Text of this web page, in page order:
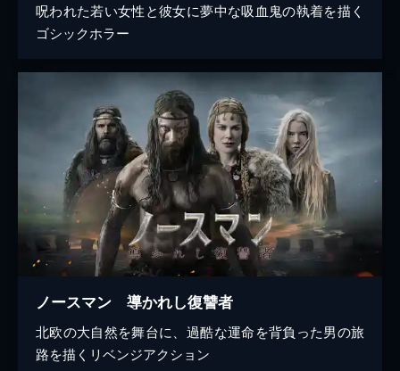
呪われた若い女性と彼女に夢中な吸血鬼の執着を描く
ゴシックホラー
ノースマン 導かれし復讐者
北欧の大自然を舞台に、過酷な運命を背負った男の旅
路を描くリベンジアクション